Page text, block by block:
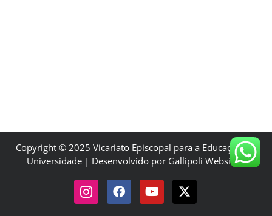
Copyright © 2025 Vicariato Episcopal para a Educação e a
Universidade | Desenvolvido por Gallipoli Websites.